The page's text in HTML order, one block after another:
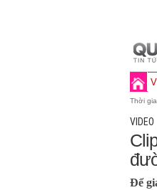
Thời
VIDEO
Để